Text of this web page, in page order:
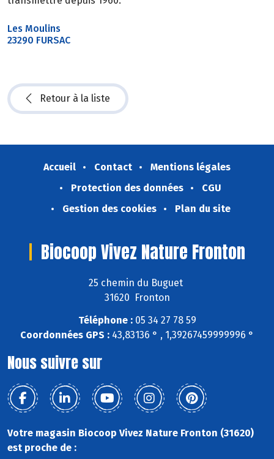
Les Moulins
23290 FURSAC
Retour à la liste
Accueil Contact
Mentions légales
Protection des données
CGU
Gestion des cookies
Plan du site
Biocoop Vivez Nature Fronton
25 chemin du Buguet
31620 Fronton
Téléphone :05 34 27 78 59
Coordonnées GPS : 43,83136 ° , 1,39267459999996 °
Nous suivre sur
Votre magasin Biocoop Vivez Nature Fronton (31620)
est proche de :